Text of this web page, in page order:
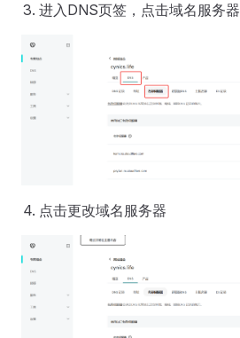
进入DNS页签，点击域名服务器
点击更改域名服务器